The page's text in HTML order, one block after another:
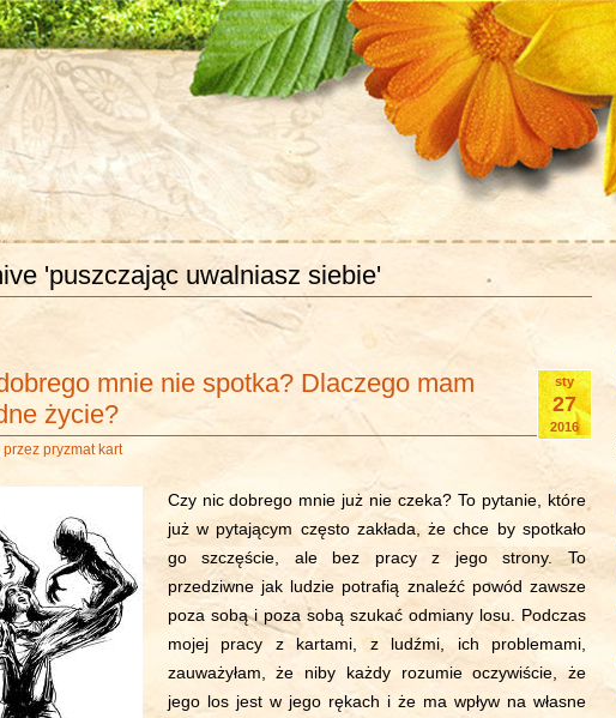
'puszczając uwalniasz siebie'
sty
27
2016
mnie nie spotka? Dlaczego mam
życie?
pryzmat kart
Czy nic dobrego mnie już nie czeka? To pytanie, które
już w pytającym często zakłada, że chce by spotkało
go szczęście, ale bez pracy z jego strony. To
przedziwne jak ludzie potrafią znaleźć powód zawsze
poza sobą i poza sobą szukać odmiany losu. Podczas
mojej pracy z kartami, z ludźmi, ich problemami,
zauważyłam, że niby każdy rozumie oczywiście, że
jego los jest w jego rękach i że ma wpływ na własne